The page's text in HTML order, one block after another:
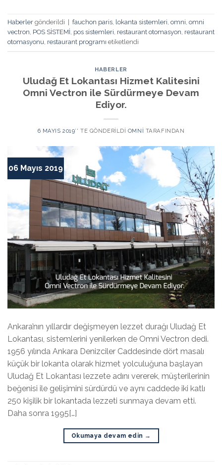
Haberler gönderildi fauchon paris, lokanta sistemleri, omni, omni
vectron, POS SİSTEMİ, pos sistemleri, restaurant otomasyon, restaurant
otomasyonu, restaurant programı etiketlendi
HABERLER
Uludağ Et Lokantası Hizmet Kalitesini
Omni Vectron ile Sürdürmeye Devam
Ediyor.
6 MAYIS 2019’' TE GÖNDERILDI OMNI TARAFINDAN
06 Mayıs 2019
Ankara’nın yıllardır değişmeyen lezzet durağı Uludağ Et
Lokantası, sistemlerini yenilerken de Omni Vectron dedi.
1956 yılında Ankara Denizciler Caddesinde dört masalı
küçük bir lokanta olarak hizmet yolculuğuna başlayan
Uludağ Et Lokantası lezzete adını vererek, müşterilerinin
beğenisi ile gelişimini sürdürdü ve aynı caddede iki katlı
250 kişilik bir lokantada lezzeti sunmaya devam etti.
Daha sonra 1995[…]
Okumaya devam edin →